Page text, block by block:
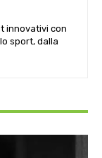
innovativi con
sport, dalla